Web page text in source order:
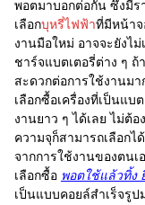
พอตมาบอกต่อกัน ซึ่งมีร
เลือกบุหรี่ไฟฟ้าที่มีหน้าจ
งานมือใหม่ อาจจะยังไ
ชาร์จแบตเตอรี่ต่าง ๆ
สะดวกต่อการใช้งานม
เลือกซื้อเครื่องที่เป็นแบ
งานยาว ๆ ได้เลย ไม่ต้
ความจุก็สามารถเลือก
จากการใช้งานของตนเ
เลือกซื้อ พอตใช้แล้วทิ้ง
เป็นแบบคอยล์สำเร็จรูป